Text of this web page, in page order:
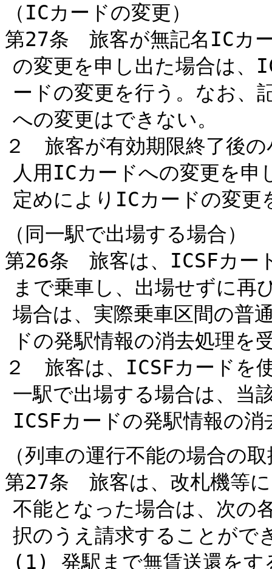
（ICカードの変更）
第27条 旅客が無記名ICカ
の変更を申し出た場合は、
ードの変更を行う。なお、
への変更はできない。
２ 旅客が有効期限終了後
人用ICカードへの変更を申
定めによりICカードの変更
（同一駅で出場する場合）
第26条 旅客は、ICSFカー
まで乗車し、出場せずに再
場合は、実際乗車区間の普
ドの発駅情報の消去処理を
２ 旅客は、ICSFカードを
一駅で出場する場合は、当
ICSFカードの発駅情報の
（列車の運行不能の場合の
第27条 旅客は、改札機等
不能となった場合は、次の
択のうえ請求することがで
(1) 発駅まで無賃送還をす